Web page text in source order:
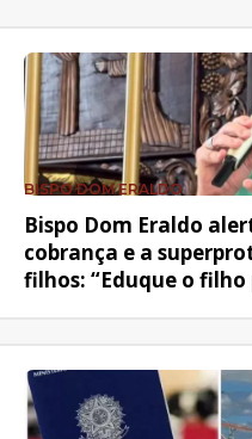
BISPO DOM ERALDO
Bispo Dom Eraldo
cobrança e a
filhos: “Eduque o